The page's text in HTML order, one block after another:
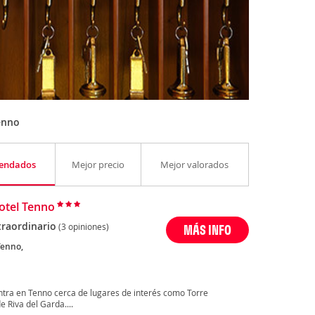
Mejor precio Mejor valorados
Tenno
(3 opiniones) MÁS INFO
en Tenno cerca de lugares de interés como Torre
Riva del Garda....